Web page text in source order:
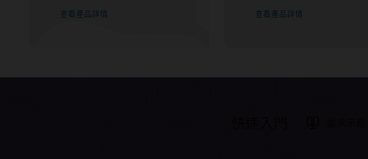
查看產品詳情 查看產品詳情